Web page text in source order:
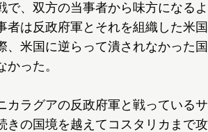
で、双方の当事者から味方になる
者は反政府軍とそれを組織した米
、米国に逆らって潰されなかった
かった。
ラグアの反政府軍と戦っている
きの国境を越えてコスタリカまで